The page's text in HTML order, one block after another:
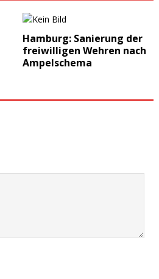
Hamburg: Sanierung der
freiwilligen Wehren nach
Ampelschema